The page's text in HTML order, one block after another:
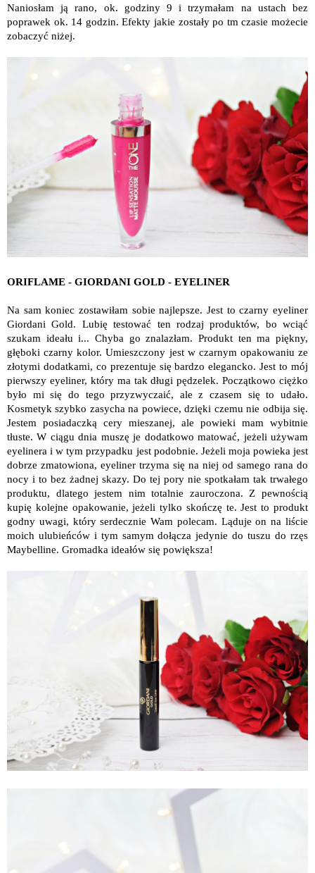
Naniosłam ją rano, ok. godziny 9 i trzymałam na ustach bez
poprawek ok. 14 godzin. Efekty jakie zostały po tm czasie możecie
zobaczyć niżej.
ORIFLAME - GIORDANI GOLD - EYELINER
Na sam koniec zostawiłam sobie najlepsze. Jest to czarny eyeliner
Giordani Gold. Lubię testować ten rodzaj produktów, bo wciąć
szukam ideału i... Chyba go znalazłam. Produkt ten ma piękny,
głęboki czarny kolor. Umieszczony jest w czarnym opakowaniu ze
złotymi dodatkami, co prezentuje się bardzo elegancko. Jest to mój
pierwszy eyeliner, który ma tak długi pędzelek. Początkowo ciężko
było mi się do tego przyzwyczaić, ale z czasem się to udało.
Kosmetyk szybko zasycha na powiece, dzięki czemu nie odbija się.
Jestem posiadaczką cery mieszanej, ale powieki mam wybitnie
tłuste. W ciągu dnia muszę je dodatkowo matować, jeżeli używam
eyelinera i w tym przypadku jest podobnie. Jeżeli moja powieka jest
dobrze zmatowiona, eyeliner trzyma się na niej od samego rana do
nocy i to bez żadnej skazy. Do tej pory nie spotkałam tak trwałego
produktu, dlatego jestem nim totalnie zauroczona. Z pewnością
kupię kolejne opakowanie, jeżeli tylko skończę te. Jest to produkt
godny uwagi, który serdecznie Wam polecam. Ląduje on na liście
moich ulubieńców i tym samym dołącza jedynie do tuszu do rzęs
Maybelline. Gromadka ideałów się powiększa!